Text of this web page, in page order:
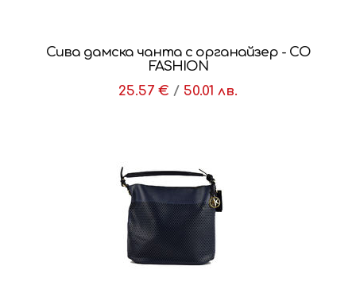
Сива дамска чанта с органайзер - CO
FASHION
25.57 € / 50.01 лв.